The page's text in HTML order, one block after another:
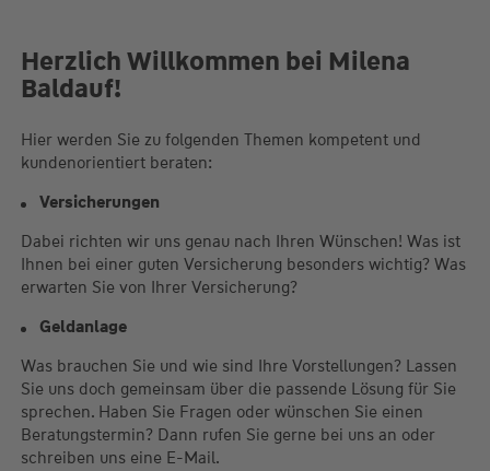
Herzlich Willkommen bei Milena
Baldauf!
Hier werden Sie zu folgenden Themen kompetent und
kundenorientiert beraten:
Versicherungen
Dabei richten wir uns genau nach Ihren Wünschen! Was ist
Ihnen bei einer guten Versicherung besonders wichtig? Was
erwarten Sie von Ihrer Versicherung?
Geldanlage
Was brauchen Sie und wie sind Ihre Vorstellungen? Lassen
Sie uns doch gemeinsam über die passende Lösung für Sie
sprechen. Haben Sie Fragen oder wünschen Sie einen
Beratungstermin? Dann rufen Sie gerne bei uns an oder
schreiben uns eine E-Mail.